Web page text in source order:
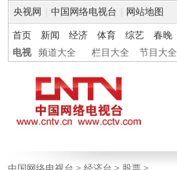
央视网 中国网络电视台 网站地图
首页 新闻 经济 体育 综艺 春晚
电视
频道大全 栏目大全 节目大全